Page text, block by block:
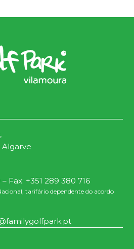
Algarve
Fax: +351 289 380 716
tarifário dependente do acordo